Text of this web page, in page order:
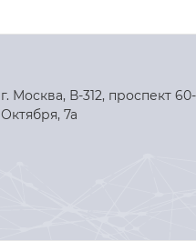
г. Москва, В-312, проспект
Октября, 7а